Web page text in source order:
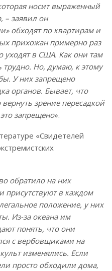
носит выраженный
– заявил он
обходят по квартирам и
прихожан примерно раз
уходят в США. Как они там
трудно. Но, думаю, к этому
У них запрещено
органов. Бывает, что
зрение пересадкой
запрещено».
«Свидетелей
обратило на них
присутствуют в каждом
положение, у них
Из-за океана им
понять, что они
с вербовщиками на
изменялись. Если
просто обходили дома,